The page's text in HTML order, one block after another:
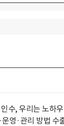
수, 우리는 노하
영·관리 방법 수